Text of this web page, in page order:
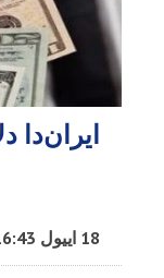
ایران‌دا
18 اییول 16:43